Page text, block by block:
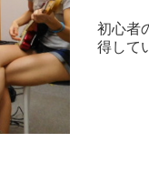
初心者
得して